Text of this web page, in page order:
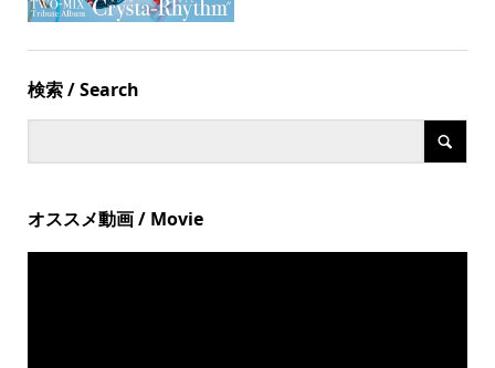
検索 / Search
オススメ動画 / Movie